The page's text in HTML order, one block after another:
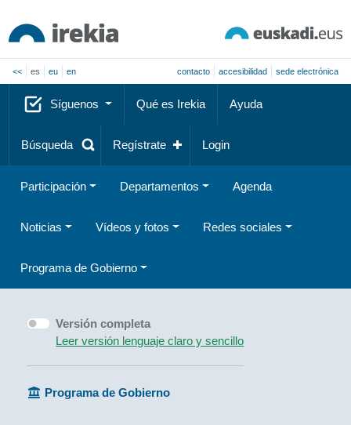
<< es eu en contacto accesibilidad sede electrónica
Síguenos Qué es Irekia Ayuda
Búsqueda Regístrate Login
Participación Departamentos Agenda
Noticias Vídeos y fotos Redes sociales
Programa de Gobierno
Versión completa
Leer versión lenguaje claro y sencillo
Programa de Gobierno